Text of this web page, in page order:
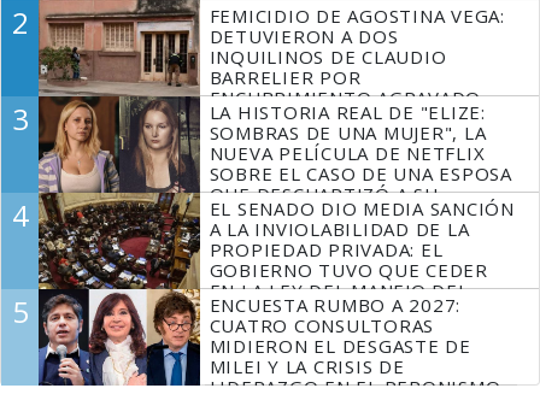
2
FEMICIDIO DE AGOSTINA VEGA:
DETUVIERON A DOS
INQUILINOS DE CLAUDIO
BARRELIER POR
ENCUBRIMIENTO AGRAVADO
3
LA HISTORIA REAL DE "ELIZE:
SOMBRAS DE UNA MUJER", LA
NUEVA PELÍCULA DE NETFLIX
SOBRE EL CASO DE UNA ESPOSA
QUE DESCUARTIZÓ A SU
MARIDO
4
EL SENADO DIO MEDIA SANCIÓN
A LA INVIOLABILIDAD DE LA
PROPIEDAD PRIVADA: EL
GOBIERNO TUVO QUE CEDER
EN LA LEY DEL MANEJO DEL
FUEGO
5
ENCUESTA RUMBO A 2027:
CUATRO CONSULTORAS
MIDIERON EL DESGASTE DE
MILEI Y LA CRISIS DE
LIDERAZGO EN EL PERONISMO